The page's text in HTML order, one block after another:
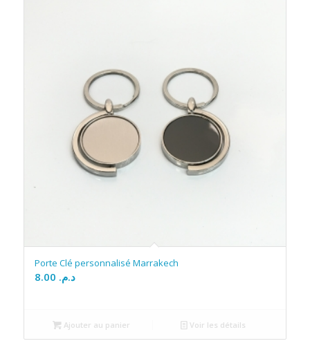
Porte Clé personnalisé Marrakech
د.م.
Ajouter au panier Voir les détails